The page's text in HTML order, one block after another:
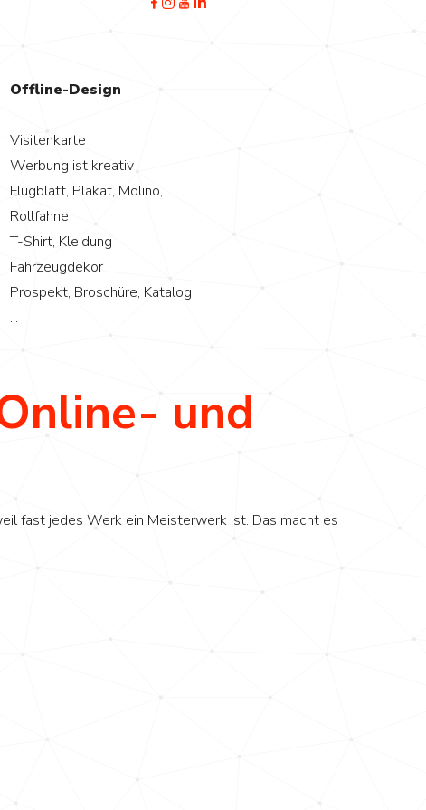
Offline-Design
Visitenkarte
Werbung ist kreativ
Flugblatt, Plakat, Molino,
Rollfahne
T-Shirt, Kleidung
Fahrzeugdekor
Prospekt, Broschüre, Katalog
...
und
fast jedes Werk ein Meisterwerk ist. Das macht es